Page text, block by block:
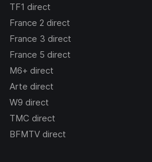
TF1 direct
France 2 direct
France 3 direct
France 5 direct
M6+ direct
Arte direct
W9 direct
TMC direct
BFMTV direct